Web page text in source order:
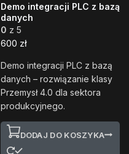
Demo integracji PLC z bazą
danych
0 z 5
600 zł
Demo integracji PLC z bazą
danych – rozwiązanie klasy
Przemysł 4.0 dla sektora
produkcyjnego.
DODAJ DO KOSZYKA